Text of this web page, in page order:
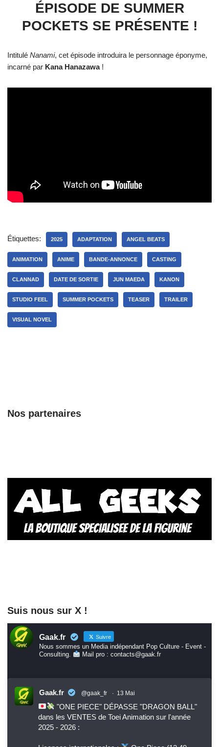
ÉPISODE DE SUMMER
POCKETS SE PRÉSENTE !
Intitulé Nanami, cet épisode introduira le personnage éponyme,
incarné par Kana Hanazawa !
Étiquettes: 2025 ADAPTATION ANGEL BEATS
ANIMATION ANIME BANDE-ANNONCE CASTING
CLANNAD DATE DE SORTIE JUN MAEDA KANON
STUDIO FEEL SUMMER POCKETS TEASER TRAILER
VISUAL NOVEL
Nos partenaires
Suis nous sur X !
Gaak.fr Suivre
Nous sommes un Media indépendant Pop Culture - Event -
Consulting.
Mail pro : contacts@gaak.fr
Gaak.fr @gaak_fr · 13 Mai
"ONE PIECE" DÉPASSE "DRAGON BALL"
dans les VENTES de Toei Animation sur l'année
2025 - 2026 :